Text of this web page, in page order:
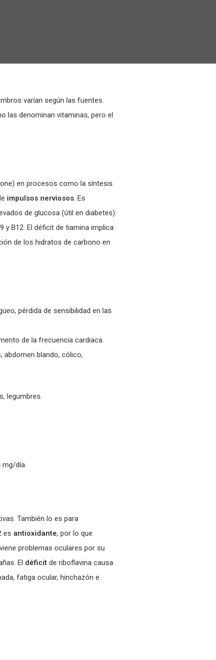
varían según las fuentes.
las denominan vitaminas, pero el
en procesos como la síntesis
impulsos nerviosos. Es
de glucosa (útil en diabetes).
B12. El déficit de tiamina implica
de los hidratos de carbono en
pérdida de sensibilidad en las
de la frecuencia cardiaca.
abdomen blando, cólico,
legumbres.
mg/día.
También lo es para
es antioxidante, por lo que
problemas oculares por su
El déficit de riboflavina causa
fatiga ocular, hinchazón e